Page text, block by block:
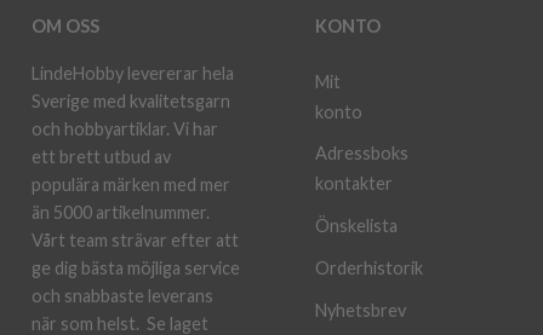
OM OSS
LindeHobby levererar hela
Sverige med kvalitetsgarn
och hobbyartiklar. Vi har
ett brett utbud av
populära märken med mer
än 5000 artikelnummer.
Vårt team strävar efter att
ge dig bästa möjliga service
och snabbaste leverans
när som helst. Se laget
KONTO
Mit
konto
Adressboks
kontakter
Önskelista
Orderhistorik
Nyhetsbrev